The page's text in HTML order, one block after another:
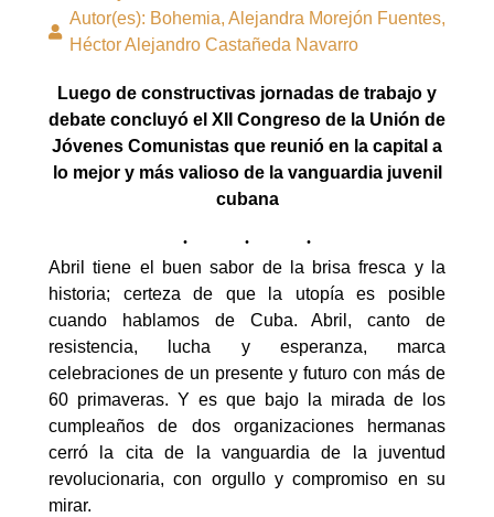
Autor(es): Bohemia, Alejandra Morejón Fuentes,
Héctor Alejandro Castañeda Navarro
Luego de constructivas jornadas de trabajo y
debate concluyó el XII Congreso de la Unión de
Jóvenes Comunistas que reunió en la capital a
lo mejor y más valioso de la vanguardia juvenil
cubana
Abril tiene el buen sabor de la brisa fresca y la
historia; certeza de que la utopía es posible
cuando hablamos de Cuba. Abril, canto de
resistencia, lucha y esperanza, marca
celebraciones de un presente y futuro con más de
60 primaveras. Y es que bajo la mirada de los
cumpleaños de dos organizaciones hermanas
cerró la cita de la vanguardia de la juventud
revolucionaria, con orgullo y compromiso en su
mirar.